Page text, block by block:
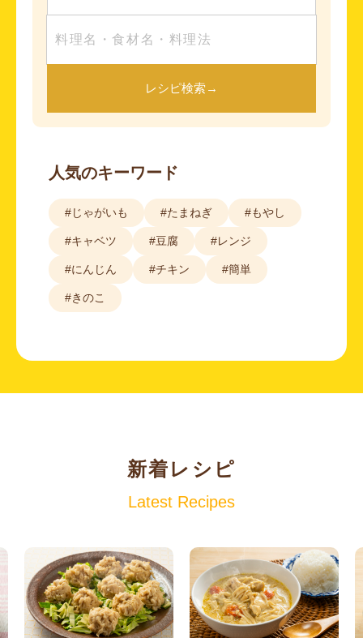
レシピ検索→
人気のキーワード
#じゃがいも #たまねぎ #もやし
#キャベツ #豆腐 #レンジ
#にんじん #チキン #簡単
#きのこ
新着レシピ
Latest Recipes